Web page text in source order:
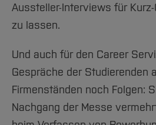
Aussteller-Interviews für
zu lassen.
Und auch für den Career
Gespräche der Studierenden
Firmenständen noch Folgen:
Nachgang der Messe